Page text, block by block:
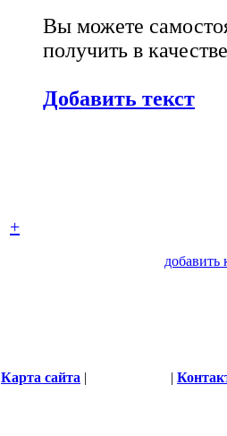
Вы можете
получить в
Добавить текст
+
добавить
Карта сайта | |